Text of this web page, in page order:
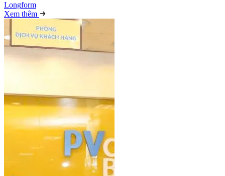
Longform
Xem thêm